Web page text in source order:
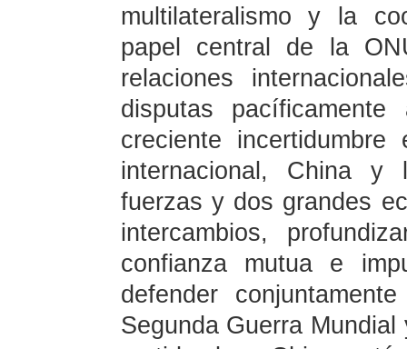
multilateralismo y la
papel central de la
relaciones
disputas
creciente
internacional, China
fuerzas y dos grandes
intercambios,
confianza mutua e
defender
Segunda Guerra